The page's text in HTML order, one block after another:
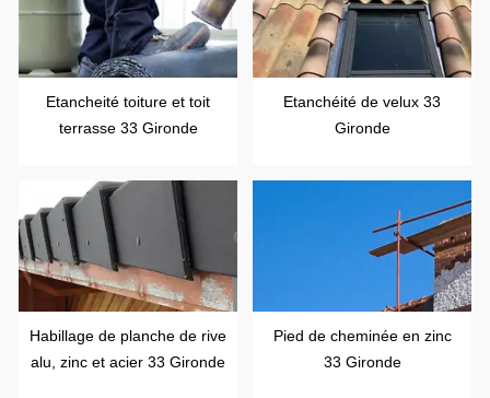
Etancheité toiture et toit
terrasse 33 Gironde
Etanchéité de velux 33
Gironde
Habillage de planche de rive
alu, zinc et acier 33 Gironde
Pied de cheminée en zinc
33 Gironde